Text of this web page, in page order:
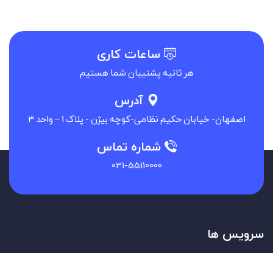
ساعات کاری
هر ثانیه پشتیبان شما هستیم
آدرس
اصفهان- خیابان حکیم نظامی-کوچه بیژن - پلاک 1 – واحد 3
شماره تماس
031-55110000
سرویس ها